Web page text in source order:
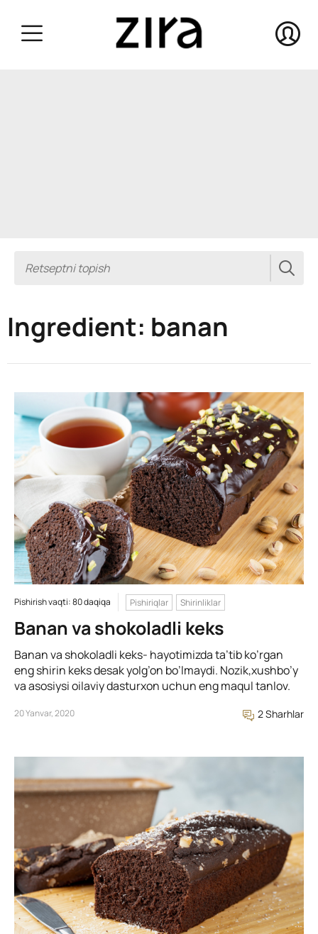
Ingredient: banan
Pishirish vaqti: 80 daqiqa Pishiriqlar Shirinliklar
Banan va shokoladli keks
Banan va shokoladli keks- hayotimizda ta’tib ko’rgan
eng shirin keks desak yolg’on bo’lmaydi. Nozik,xushbo’y
va asosiysi oilaviy dasturxon uchun eng maqul tanlov.
20 Yanvar, 2020 2 Sharhlar